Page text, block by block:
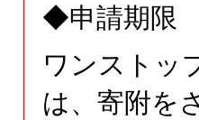
◆申請期限
ワンストッ
は、寄附を